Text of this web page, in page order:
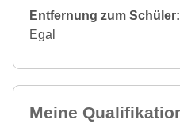
Entfernung zum Schüler:
Egal
Meine